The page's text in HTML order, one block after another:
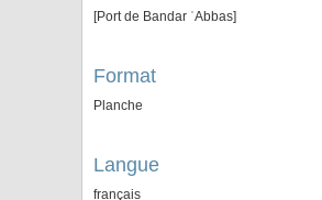
[Port de Bandar ʿAbbas]
Format
Planche
Langue
français